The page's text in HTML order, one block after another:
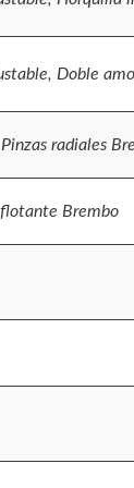
Doble
radiales
Brembo